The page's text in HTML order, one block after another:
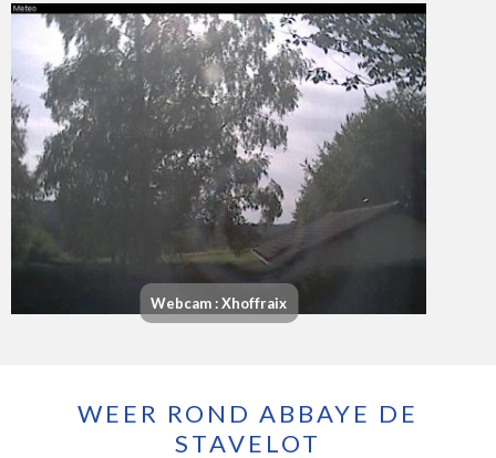
Webcam : Xhoffraix
WEER ROND ABBAYE DE
STAVELOT